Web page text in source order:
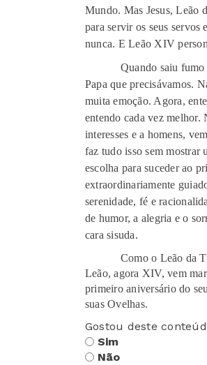
Mundo. Mas Jesus, Leão
para servir os seus servos
nunca. E Leão XIV
Quando saiu fumo
Papa que precisávamos.
muita emoção. Agora,
entendo cada vez melhor.
interesses e a homens,
faz tudo isso sem mostrar
escolha para suceder ao
extraordinariamente
serenidade, fé e
de humor, a alegria e o
cara sisuda.
Como o Leão da Tribo
Leão, agora XIV, vem
primeiro aniversário do
suas Ovelhas.
Gostou deste
Sim
Não